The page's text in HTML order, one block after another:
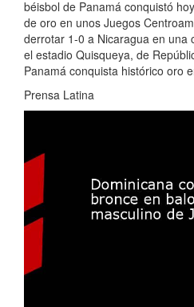
béisbol de Panamá conquistó
de oro en unos Juegos
derrotar 1-0 a Nicaragua en una
el estadio Quisqueya, de
Panamá conquista histórico oro
Prensa Latina